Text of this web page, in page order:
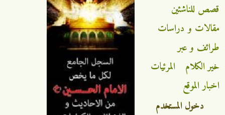
قصص للناشئين
مقالات و دراسات
طرائف و عبر
خير الكلام
المرئيات
اخبار الموقع
دخول المستخدم